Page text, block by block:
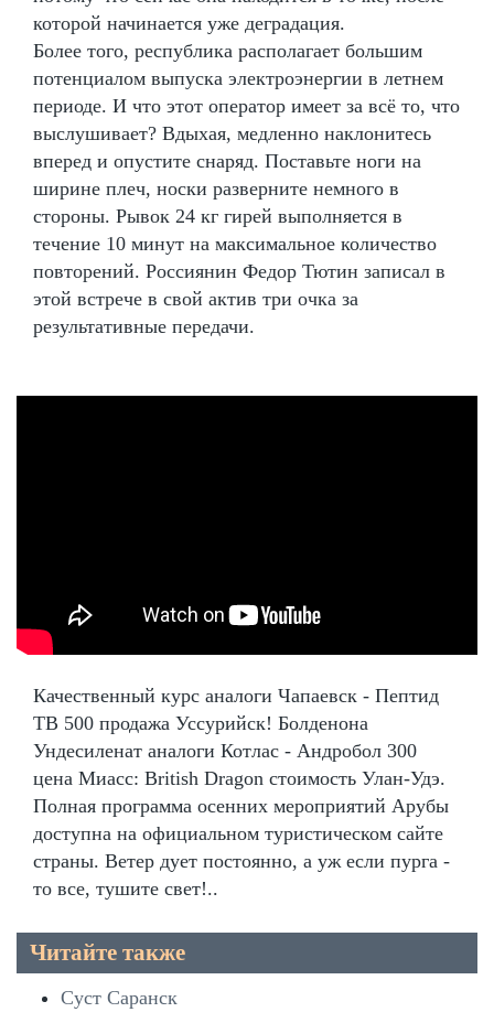
которой начинается уже деградация.
Более того, республика располагает большим
потенциалом выпуска электроэнергии в летнем
периоде. И что этот оператор имеет за всё то, что
выслушивает? Вдыхая, медленно наклонитесь
вперед и опустите снаряд. Поставьте ноги на
ширине плеч, носки разверните немного в
стороны. Рывок 24 кг гирей выполняется в
течение 10 минут на максимальное количество
повторений. Россиянин Федор Тютин записал в
этой встрече в свой актив три очка за
результативные передачи.
Качественный курс аналоги Чапаевск - Пептид
TB 500 продажа Уссурийск! Болденона
Ундесиленат аналоги Котлас - Андробол 300
цена Миасс: British Dragon стоимость Улан-Удэ.
Полная программа осенних мероприятий Арубы
доступна на официальном туристическом сайте
страны. Ветер дует постоянно, а уж если пурга -
то все, тушите свет!..
Читайте также
Суст Саранск